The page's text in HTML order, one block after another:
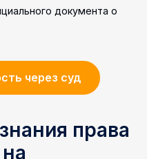
документа о
через суд
права